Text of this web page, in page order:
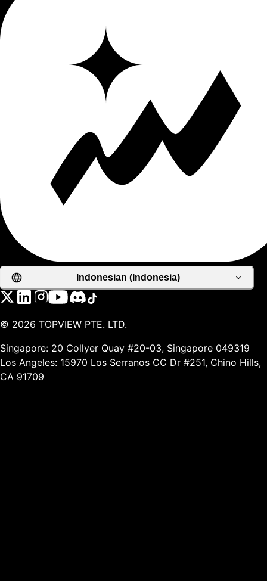
Indonesian (Indonesia)
© 2026 TOPVIEW PTE. LTD.
Singapore: 20 Collyer Quay #20-03, Singapore 049319
Los Angeles: 15970 Los Serranos CC Dr #251, Chino Hills,
CA 91709